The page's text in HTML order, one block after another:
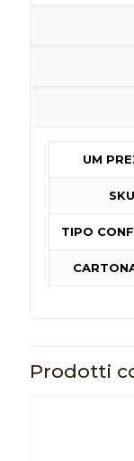
UM
SKU
TIPO
Prodotti